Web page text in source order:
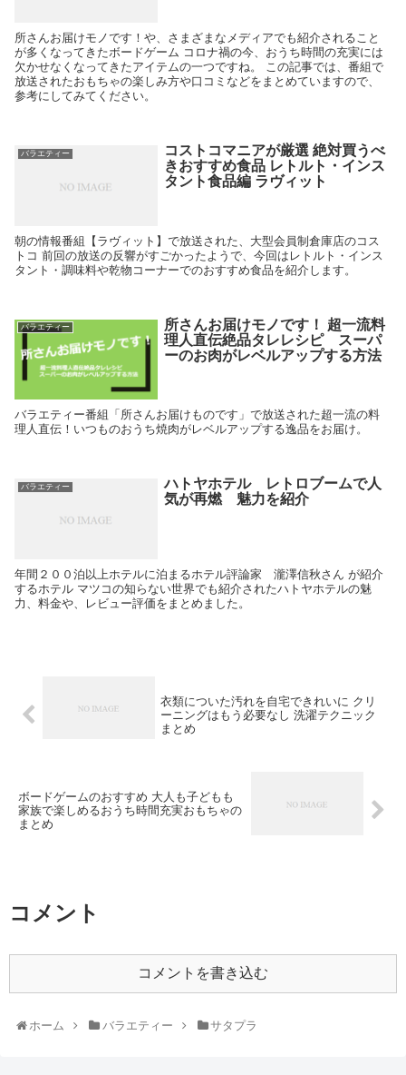
所さんお届けモノです！や、さまざまなメディアでも紹介されること
が多くなってきたボードゲーム コロナ禍の今、おうち時間の充実には
欠かせなくなってきたアイテムの一つですね。 この記事では、番組で
放送されたおもちゃの楽しみ方や口コミなどをまとめていますので、
参考にしてみてください。
バラエティー
コストコマニアが厳選 絶対買うべ
きおすすめ食品 レトルト・インス
タント食品編 ラヴィット
朝の情報番組【ラヴィット】で放送された、大型会員制倉庫店のコス
トコ 前回の放送の反響がすごかったようで、今回はレトルト・インス
タント・調味料や乾物コーナーでのおすすめ食品を紹介します。
バラエティー
所さんお届けモノです！ 超一流料
理人直伝絶品タレレシピ スーパ
ーのお肉がレベルアップする方法
バラエティー番組「所さんお届けものです」で放送された超一流の料
理人直伝！いつものおうち焼肉がレベルアップする逸品をお届け。
バラエティー
ハトヤホテル レトロブームで人
気が再燃 魅力を紹介
年間２００泊以上ホテルに泊まるホテル評論家 瀧澤信秋さん が紹介
するホテル マツコの知らない世界でも紹介されたハトヤホテルの魅
力、料金や、レビュー評価をまとめました。
衣類についた汚れを自宅できれいに クリ
ーニングはもう必要なし 洗濯テクニック
まとめ
ボードゲームのおすすめ 大人も子どもも
家族で楽しめるおうち時間充実おもちゃの
まとめ
コメント
コメントを書き込む
ホーム バラエティー サタプラ